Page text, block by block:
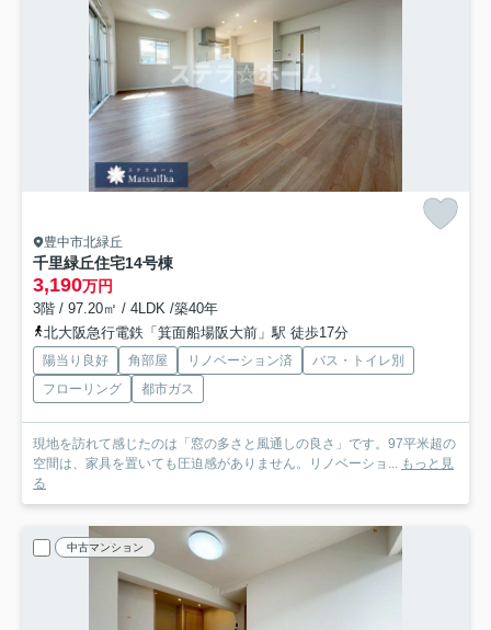
豊中市北緑丘
千里緑丘住宅14号棟
3,190万円
3階 / 97.20㎡ / 4LDK /築40年
北大阪急行電鉄「箕面船場阪大前」駅 徒歩17分
陽当り良好 角部屋 リノベーション済
バス・トイレ別
フローリング
都市ガス
現地を訪れて感じたのは「窓の多さと風通しの良さ」です。97平米超の
空間は、家具を置いても圧迫感がありません。リノベーショ... もっと見
る
中古マンション